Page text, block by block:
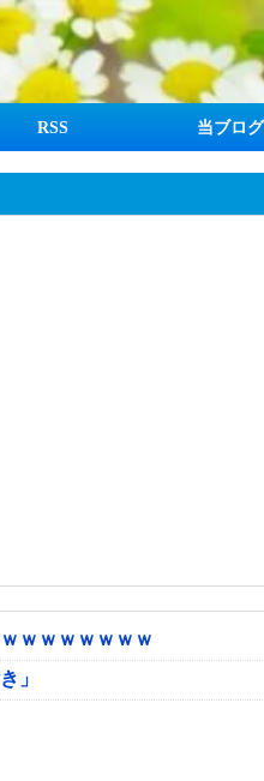
RSS 当ブロ
ｗｗｗｗｗｗｗ
」